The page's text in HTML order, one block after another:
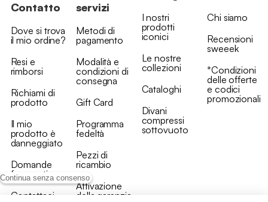
Continua senza consenso
Contatto
Dove si trova
il mio ordine?
Resi e
rimborsi
Richiami di
prodotto
Il mio
prodotto è
danneggiato
Domande
frequenti
Contattaci
servizi
Metodi di
pagamento
Modalità e
condizioni di
consegna
Gift Card
Programma
fedeltà
Pezzi di
ricambio
Attivazione
della garanzia
I nostri
prodotti
iconici
Le nostre
collezioni
Cataloghi
Divani
compressi
sottovuoto
Chi siamo
Recensioni
sweeek
*Condizioni
delle offerte
e codici
promozionali